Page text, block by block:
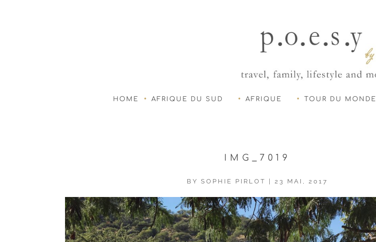
HOME AFRIQUE DU SUD AFRIQUE TOUR DU MONDE
IMG_7019
BY SOPHIE PIRLOT | 23 MAI, 2017